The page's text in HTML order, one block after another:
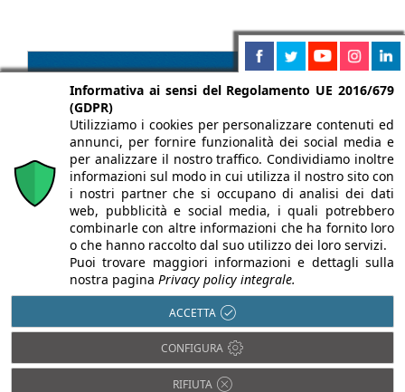
Per la tua pubblicità
newsletter
Informativa ai sensi del Regolamento UE 2016/679
(GDPR)
Utilizziamo i cookies per personalizzare contenuti ed
annunci, per fornire funzionalità dei social media e
per analizzare il nostro traffico. Condividiamo inoltre
informazioni sul modo in cui utilizza il nostro sito con
i nostri partner che si occupano di analisi dei dati
web, pubblicità e social media, i quali potrebbero
combinarle con altre informazioni che ha fornito loro
o che hanno raccolto dal suo utilizzo dei loro servizi.
Puoi trovare maggiori informazioni e dettagli sulla
nostra pagina Privacy policy integrale.
ACCETTA
CONFIGURA
RIFIUTA